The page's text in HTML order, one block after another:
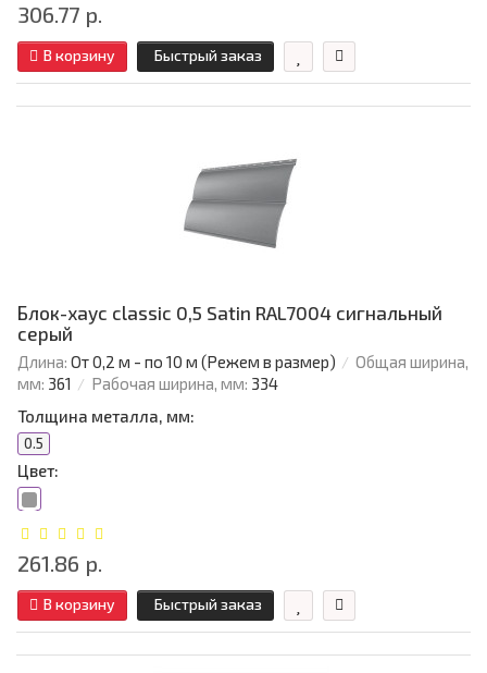
306.77 р.
В корзину Быстрый заказ
Блок-хаус classic 0,5 Satin RAL7004 сигнальный
серый
Длина: От 0,2 м - по 10 м (Режем в размер)
Общая ширина,
мм: 361 Рабочая ширина, мм: 334
Толщина металла, мм:
0.5
Цвет:
261.86 р.
В корзину Быстрый заказ